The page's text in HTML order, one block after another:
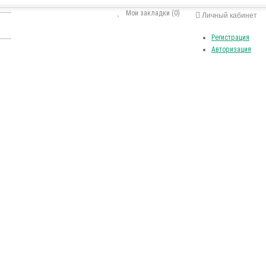
Личный кабинет
Регистрация
Авторизация
Мои закладки (0)